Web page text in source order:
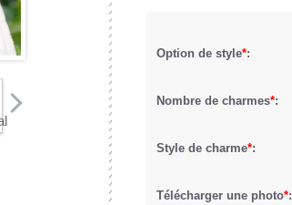
Option de style*:
Nombre de charmes*:
Style de charme*:
Télécharger une photo*: